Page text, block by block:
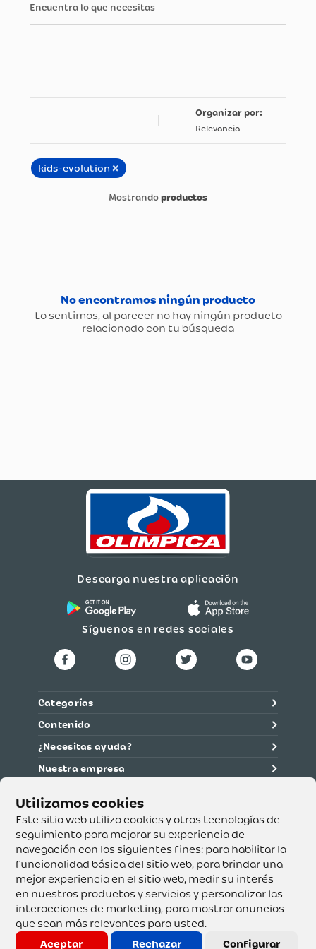
Este sitio web utiliza cookies y otras tecnologías de
seguimiento para mejorar su experiencia de
navegación con los siguientes fines: para habilitar la
funcionalidad básica del sitio web, para brindar una
mejor experiencia en el sitio web, medir su interés
en nuestros productos y servicios y personalizar las
interacciones de marketing, para mostrar anuncios
que sean más relevantes para usted.
Aceptar
Rechazar Configurar
Encuentra lo que necesitas
Relevancia
kids-evolution ×
productos
Descarga nuestra aplicación
Síguenos en redes sociales
Categorías
Contenido
¿Necesitas ayuda?
Nuestra empresa
Supertiendas y Drogería Olímpica S.A. - Nit 890.107.487 -
Dirección de notificación: Calle 53 No. 46-192 local 3-01
Teléfono: 3232540999 - Correo:
servicioalcliente@olimpica.com.co
Copyright o Actualización 2023 OLÍMPICA S.A. Derechos
Reservados.